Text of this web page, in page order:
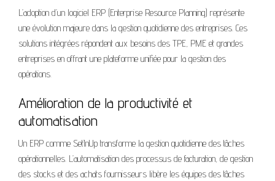
L’adoption d’un logiciel ERP (Enterprise Resource Planning) représente
une évolution majeure dans la gestion quotidienne des entreprises. Ces
solutions intégrées répondent aux besoins des TPE, PME et grandes
entreprises en offrant une plateforme unifiée pour la gestion des
opérations.
Amélioration de la productivité et
automatisation
Un ERP comme SetInUp transforme la gestion quotidienne des tâches
opérationnelles. L’automatisation des processus de facturation, de gestion
des stocks et des achats fournisseurs libère les équipes des tâches